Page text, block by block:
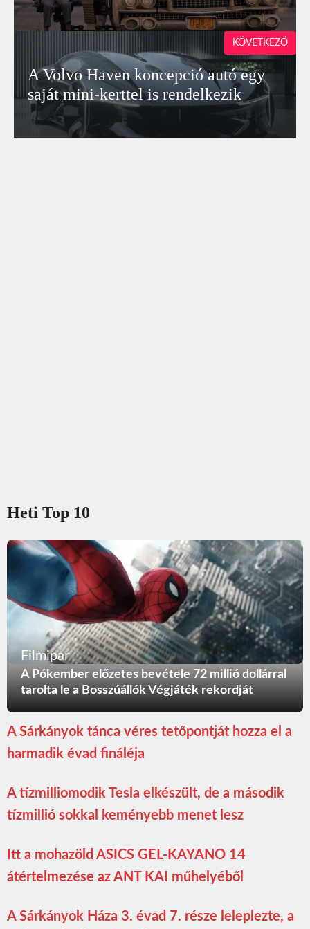
A Volvo Haven koncepció autó egy
saját mini-kerttel is rendelkezik
KÖVETKEZŐ
Heti Top 10
Filmipar
A Pókember előzetes bevétele 72 millió dollárral
tarolta le a Bosszúállók Végjáték rekordját
A Sárkányok tánca véres tetőpontját hozza el a
harmadik évad fináléja
A tízmilliomodik Tesla elkészült, de a második
tízmillió sokkal keményebb menet lesz
Itt a mohazöld ASICS GEL-KAYANO 14
átértelmezése az ANT KAI műhelyéből
A Sárkányok Háza 3. évad 7. része leleplezte, a